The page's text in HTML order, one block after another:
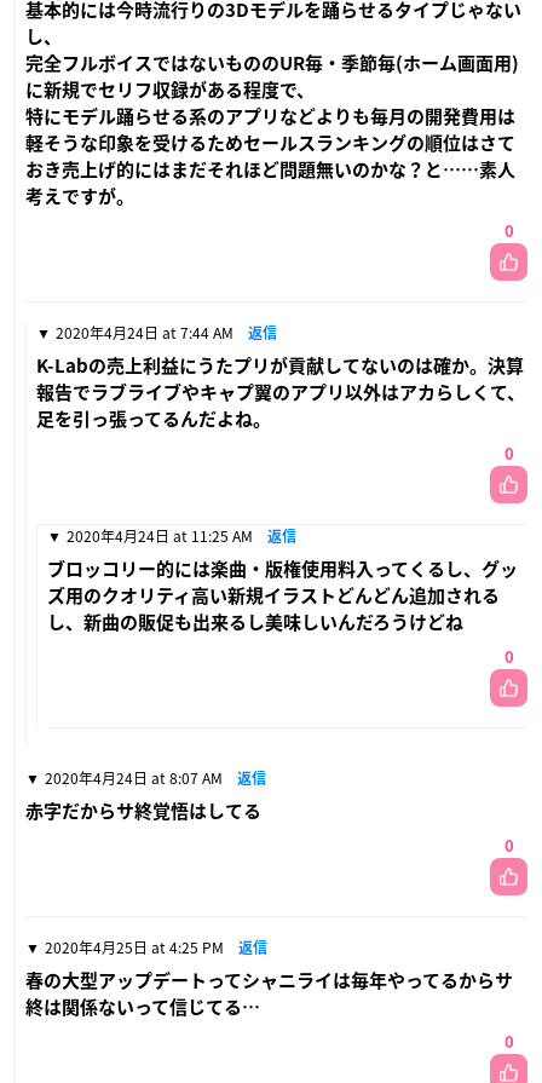
基本的には今時流行りの3Dモデルを踊らせるタイプじゃない
し、
完全フルボイスではないもののUR毎・季節毎(ホーム画面用)
に新規でセリフ収録がある程度で、
特にモデル踊らせる系のアプリなどよりも毎月の開発費用は
軽そうな印象を受けるためセールスランキングの順位はさて
おき売上げ的にはまだそれほど問題無いのかな？と……素人
考えですが。
0
2020年4月24日 at 7:44 AM 返信
K-Labの売上利益にうたプリが貢献してないのは確か。決算
報告でラブライブやキャプ翼のアプリ以外はアカらしくて、
足を引っ張ってるんだよね。
0
2020年4月24日 at 11:25 AM 返信
ブロッコリー的には楽曲・版権使用料入ってくるし、グッ
ズ用のクオリティ高い新規イラストどんどん追加される
し、新曲の販促も出来るし美味しいんだろうけどね
0
2020年4月24日 at 8:07 AM 返信
赤字だからサ終覚悟はしてる
0
2020年4月25日 at 4:25 PM 返信
春の大型アップデートってシャニライは毎年やってるからサ
終は関係ないって信じてる…
0